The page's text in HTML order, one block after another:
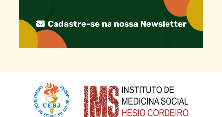
Cadastre-se na nossa Newsletter